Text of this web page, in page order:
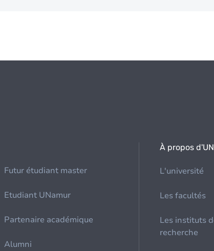
Futur étudiant master
Etudiant UNamur
Partenaire académique
Alumni
À propos
L'université
Les facultés
Les instituts
recherche